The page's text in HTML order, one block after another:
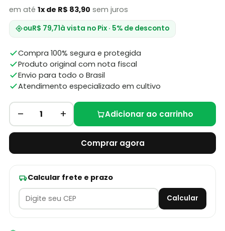
em até 1x de R$ 83,90 sem juros
ouR$ 79,71à vista no Pix · 5% de desconto
Compra 100% segura e protegida
Produto original com nota fiscal
Envio para todo o Brasil
Atendimento especializado em cultivo
– 1 + Adicionar ao carrinho
Comprar agora
Calcular frete e prazo
Calcular